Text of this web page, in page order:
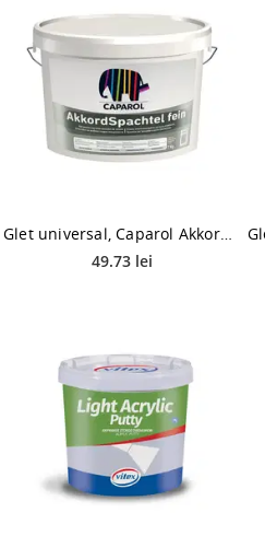
Glet universal, Caparol Akkordspachtel fein, interior, alb, 7 kg
49.73 lei